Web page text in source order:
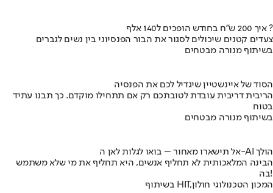
איך 200 ש"ח בחודש הופכים ל140 אלף ?
צעדים קטנים שיכולים לסגור את הבור הפנסיוני בין נשים לגברים
בשיתוף מנורה מבטחים
הסוד של איינשטיין שיגדיל לכם את הפנסיה
הריבית דריבית עובדת לטובתכם רק אם תתחילו מוקדם. כך תבנו עתיד
בטוח
בשיתוף מנורה מבטחים
אל תישארו מאחור – בואו לגלות לאן ה-AI הולך
הבינה המלאכותית לא תחליף אנשים, היא תחליף את מי שלא משתמש
בה!
בשיתוף HIT,המכון הטכנולוגי חולון